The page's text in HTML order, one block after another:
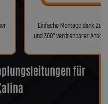
Einfache Montage dank
und 360° verdrehbarer
für